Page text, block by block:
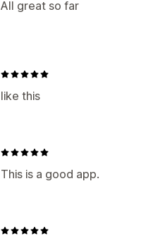
All great so far
like this
This is a good app.